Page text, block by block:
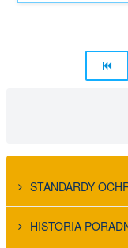
STANDARDY
HISTORIA